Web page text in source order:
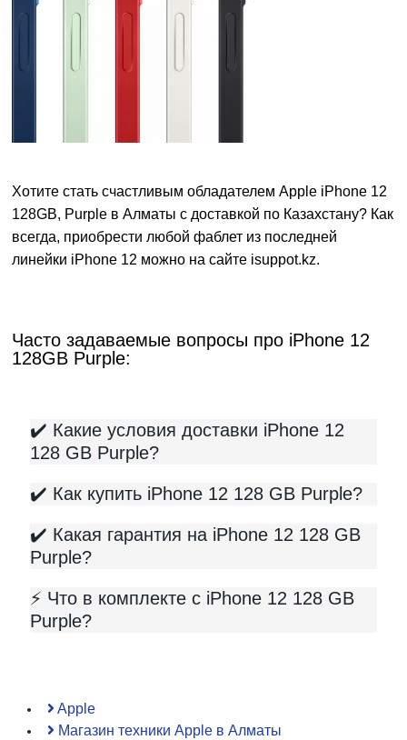
Хотите стать счастливым обладателем Apple iPhone 12
128GB, Purple в Алматы с доставкой по Казахстану? Как
всегда, приобрести любой фаблет из последней
линейки iPhone 12 можно на сайте isuppot.kz.
Часто задаваемые вопросы про iPhone 12
128GB Purple:
✔️ Какие условия доставки iPhone 12
128 GB Purple?
✔️ Как купить iPhone 12 128 GB Purple?
✔️ Какая гарантия на iPhone 12 128 GB
Purple?
⚡️ Что в комплекте с iPhone 12 128 GB
Purple?
Apple
Магазин техники Apple в Алматы